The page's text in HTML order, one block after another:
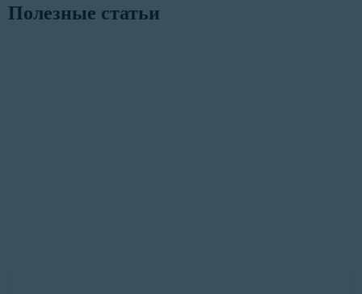
Полезные статьи